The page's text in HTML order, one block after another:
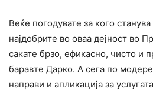
Веќе погодувате за кого
најдобрите во оваа дејност во
сакате брзо, ефикасно, чисто и
баравте Дарко. А сега по
направи и апликација за